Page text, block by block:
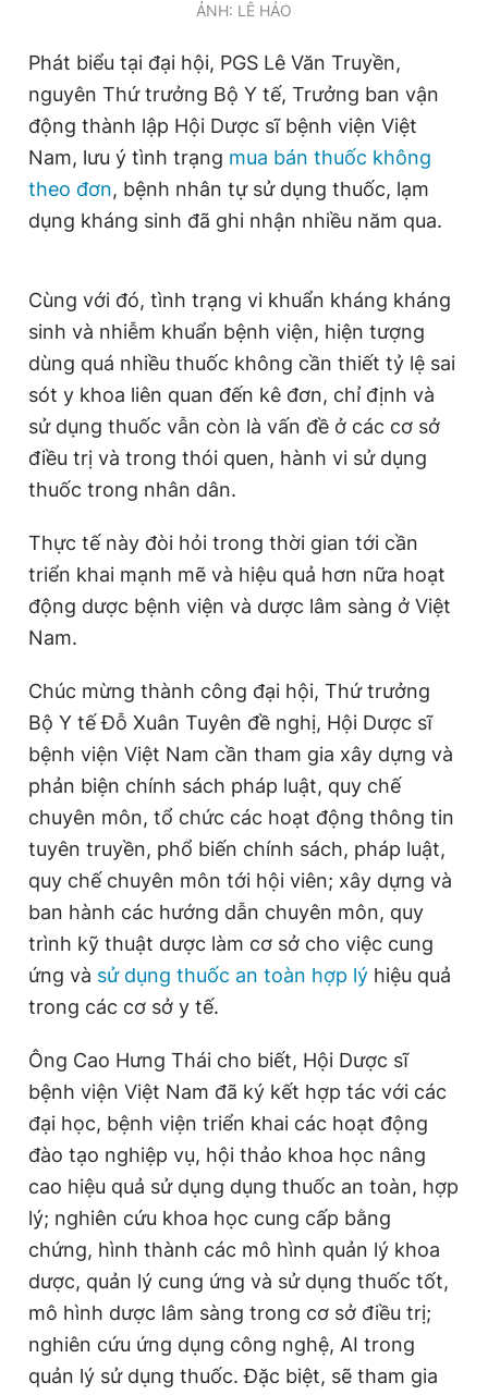
Tổng biên tập: Nguyễn Ngọc Toàn
Phó tổng biên tập: Lâm Hiếu Dũng
Phó tổng biên tập: Trần Việt Hưng
Tổng thư ký tòa soạn: Đức Trung
Giấy phép xuất bản số 110/GP - BTTTT cấp ngày 24.3.2020
© 2003-2026 Bản quyền thuộc về Báo Thanh Niên. Cấm sao
chép dưới mọi hình thức nếu không có sự chấp thuận bằng văn
bản. Phát triển bởi ePi Technologies, JSC.
ẢNH: LÊ HẢO
Phát biểu tại đại hội, PGS Lê Văn Truyền,
nguyên Thứ trưởng Bộ Y tế, Trưởng ban vận
động thành lập Hội Dược sĩ bệnh viện Việt
Nam, lưu ý tình trạng mua bán thuốc không
theo đơn, bệnh nhân tự sử dụng thuốc, lạm
dụng kháng sinh đã ghi nhận nhiều năm qua.
Cùng với đó, tình trạng vi khuẩn kháng kháng
sinh và nhiễm khuẩn bệnh viện, hiện tượng
dùng quá nhiều thuốc không cần thiết tỷ lệ sai
sót y khoa liên quan đến kê đơn, chỉ định và
sử dụng thuốc vẫn còn là vấn đề ở các cơ sở
điều trị và trong thói quen, hành vi sử dụng
thuốc trong nhân dân.
Thực tế này đòi hỏi trong thời gian tới cần
triển khai mạnh mẽ và hiệu quả hơn nữa hoạt
động dược bệnh viện và dược lâm sàng ở Việt
Nam.
Chúc mừng thành công đại hội, Thứ trưởng
Bộ Y tế Đỗ Xuân Tuyên đề nghị, Hội Dược sĩ
bệnh viện Việt Nam cần tham gia xây dựng và
phản biện chính sách pháp luật, quy chế
chuyên môn, tổ chức các hoạt động thông tin
tuyên truyền, phổ biến chính sách, pháp luật,
quy chế chuyên môn tới hội viên; xây dựng và
ban hành các hướng dẫn chuyên môn, quy
trình kỹ thuật dược làm cơ sở cho việc cung
ứng và sử dụng thuốc an toàn hợp lý hiệu quả
trong các cơ sở y tế.
Ông Cao Hưng Thái cho biết, Hội Dược sĩ
bệnh viện Việt Nam đã ký kết hợp tác với các
đại học, bệnh viện triển khai các hoạt động
đào tạo nghiệp vụ, hội thảo khoa học nâng
cao hiệu quả sử dụng dụng thuốc an toàn, hợp
lý; nghiên cứu khoa học cung cấp bằng
chứng, hình thành các mô hình quản lý khoa
dược, quản lý cung ứng và sử dụng thuốc tốt,
mô hình dược lâm sàng trong cơ sở điều trị;
nghiên cứu ứng dụng công nghệ, AI trong
quản lý sử dụng thuốc. Đặc biệt, sẽ tham gia